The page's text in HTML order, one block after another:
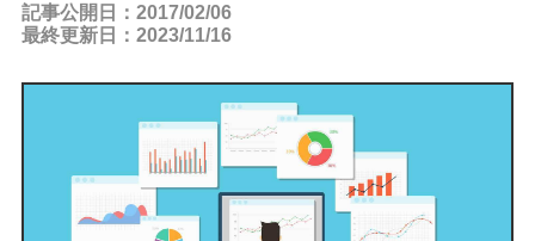
記事公開日：2017/02/06
最終更新日：2023/11/16